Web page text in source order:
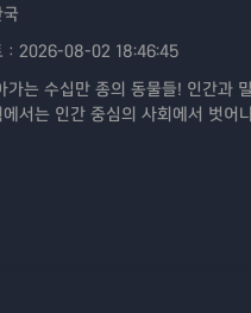
2026-08-02 18:46:45
는 수십만 종의 동물들! 인간과
서는 인간 중심의 사회에서 벗어